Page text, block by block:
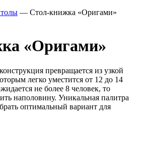
— Стол-книжка «Оригами»
«Оригами»
превращается из узкой
легко уместится от 12 до 14
не более 8 человек, то
наполовину. Уникальная палитра
оптимальный вариант для